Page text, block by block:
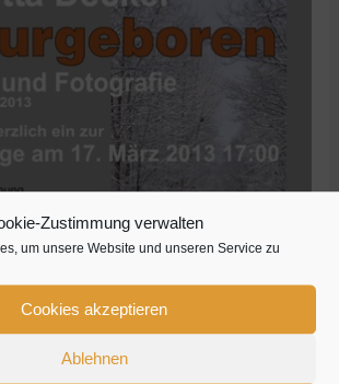
Zustimmung verwalten
um unsere Website und unseren Service zu
Cookies akzeptieren
Ablehnen